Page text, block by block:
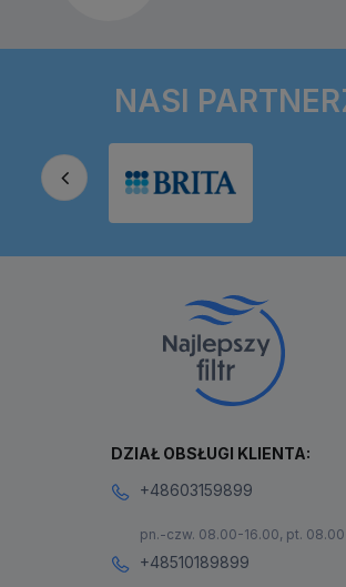
NASI
DZIAŁ OBSŁUGI KLIENTA:
+48603159899
pn.-czw. 08.00-16.00, pt.
+48510189899